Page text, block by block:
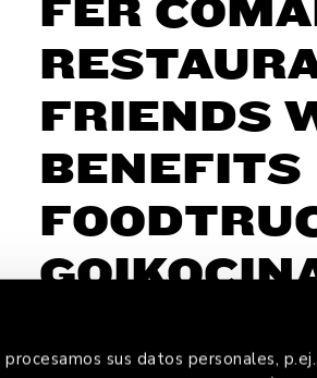
procesamos sus datos personales,
FER
FRIENDS
BENEFITS